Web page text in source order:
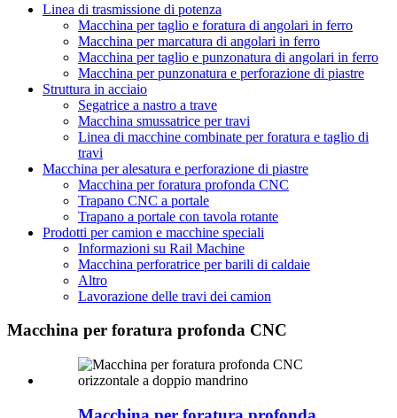
Linea di trasmissione di potenza
Macchina per taglio e foratura di angolari in ferro
Macchina per marcatura di angolari in ferro
Macchina per taglio e punzonatura di angolari in ferro
Macchina per punzonatura e perforazione di piastre
Struttura in acciaio
Segatrice a nastro a trave
Macchina smussatrice per travi
Linea di macchine combinate per foratura e taglio di
travi
Macchina per alesatura e perforazione di piastre
Macchina per foratura profonda CNC
Trapano CNC a portale
Trapano a portale con tavola rotante
Prodotti per camion e macchine speciali
Informazioni su Rail Machine
Macchina perforatrice per barili di caldaie
Altro
Lavorazione delle travi dei camion
Macchina per foratura profonda CNC